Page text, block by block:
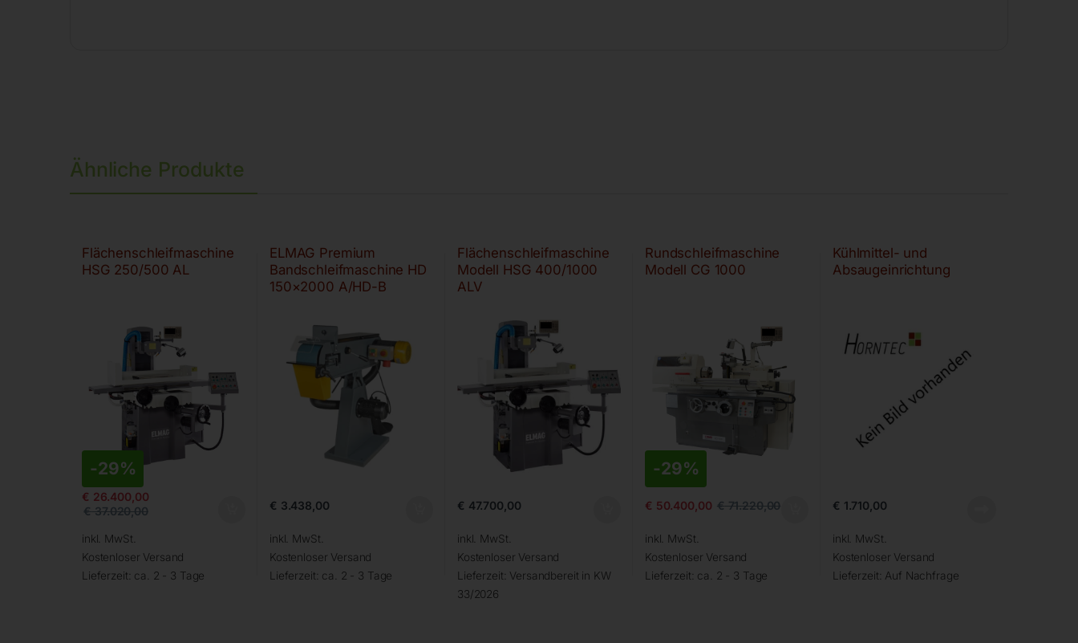
Ähnliche Produkte
Flächenschleifmaschine
HSG 250/500 AL
-29%
€ 26.400,00
€37.020,00
inkl. MwSt.
Kostenloser Versand
Lieferzeit: ca. 2 - 3 Tage
ELMAG Premium
Bandschleifmaschine HD
150×2000 A/HD-B
€ 3.438,00
inkl. MwSt.
Kostenloser Versand
Lieferzeit: ca. 2 - 3 Tage
Flächenschleifmaschine
Modell HSG 400/1000
ALV
€ 47.700,00
inkl. MwSt.
Kostenloser Versand
Lieferzeit: Versandbereit in KW
33/2026
Rundschleifmaschine
Modell CG 1000
-29%
€ 50.400,00 €71.220,00
inkl. MwSt.
Kostenloser Versand
Lieferzeit: ca. 2 - 3 Tage
Kühlmittel- und
Absaugeinrichtung
€ 1.710,00
inkl. MwSt.
Kostenloser Versand
Lieferzeit: Auf Nachfrage